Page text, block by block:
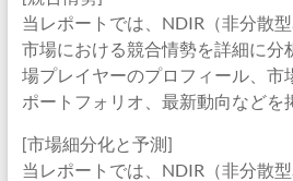
当レポートでは、NDIR（非分散
市場における競合情勢を詳細に分
場プレイヤーのプロフィール、市
ポートフォリオ、最新動向などを
[市場細分化と予測]
当レポートでは、NDIR（非分散